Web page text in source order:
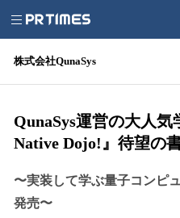
株式会社QunaSys
QunaSys運営の大人
Native Dojo!』待望の
〜実装して学ぶ量子コンピ
発売〜